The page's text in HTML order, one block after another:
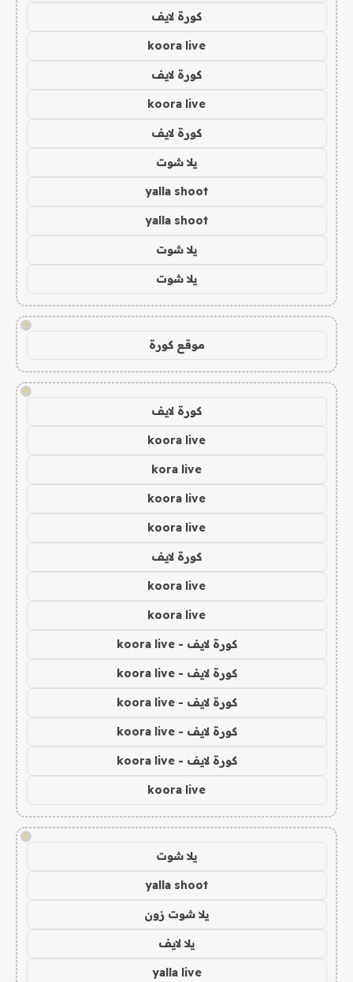
كورة لايف
koora live
كورة لايف
koora live
كورة لايف
يلا شوت
yalla shoot
yalla shoot
يلا شوت
يلا شوت
!
موقع كورة
!
كورة لايف
koora live
kora live
koora live
koora live
كورة لايف
koora live
koora live
كورة لايف - koora live
كورة لايف - koora live
كورة لايف - koora live
كورة لايف - koora live
كورة لايف - koora live
koora live
!
يلا شوت
yalla shoot
يلا شوت زون
يلا لايف
yalla live